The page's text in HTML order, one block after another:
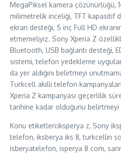
MegaPiksel kamera çözünürlüğü,
milimetrelik inceliği, TFT kapasitif
ekran desteği, 5 inç Full HD
etmemeliyiz. Sony Xperia Z
Bluetooth, USB bağlantı desteği,
sistemi, telefon yedekleme
da yer aldığını belirtmeyi
Turkcell akıllı telefon
Xperia Z kampanyası geçerlilik
tarihine kadar olduğunu
Konu etiketleri:iksperya z, Sony
telefon, iksberya iks 8, turkcellin
isberyatelefon, isperya 8 com,